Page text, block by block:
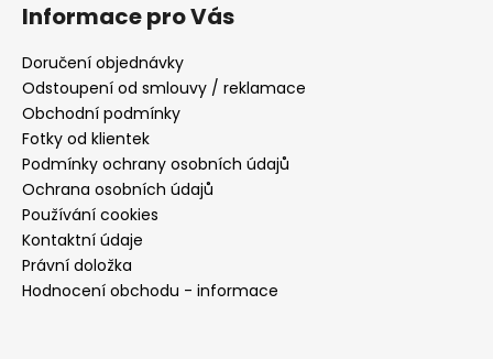
D
o
p
o
r
u
č
u
j
e
Informace pro Vás
Doručení objednávky
Odstoupení od smlouvy / reklamace
Obchodní podmínky
Fotky od klientek
Podmínky ochrany osobních údajů
Ochrana osobních údajů
Používání cookies
Kontaktní údaje
Právní doložka
Hodnocení obchodu - informace